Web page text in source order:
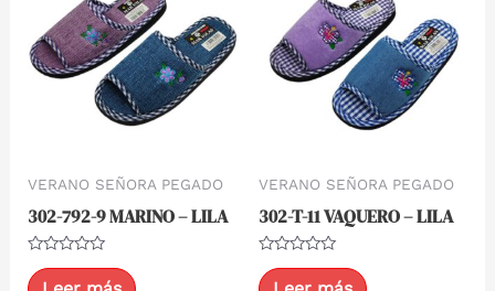
VERANO SEÑORA PEGADO
302-792-9 MARINO – LILA
Valorado
con
VERANO SEÑORA PEGADO
302-T-11 VAQUERO – LILA
Valorado
con